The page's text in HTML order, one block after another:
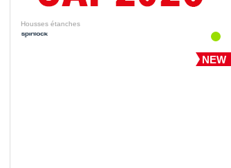
Housses étanches
NEW